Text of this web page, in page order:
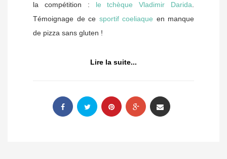
la compétition : le tchèque Vladimir Darida.
Témoignage de ce sportif coeliaque en manque
de pizza sans gluten !
Lire la suite...